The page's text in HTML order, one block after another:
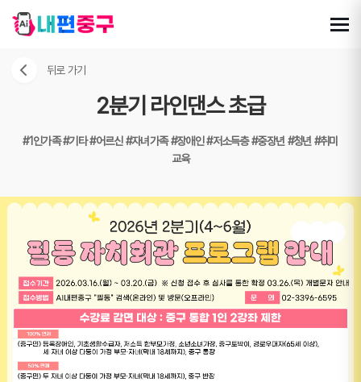
뒤로 가기
2분기 라인댄스 초급
#1인가족#기타#어르신#자녀가족#장애인#저소득층#중장년#청년#취미
교육